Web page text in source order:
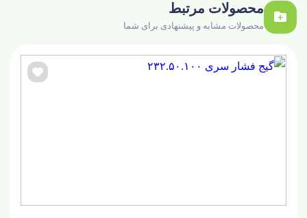
محصولات مرتبط
محصولات مشابه و پیشنهادی برای شما